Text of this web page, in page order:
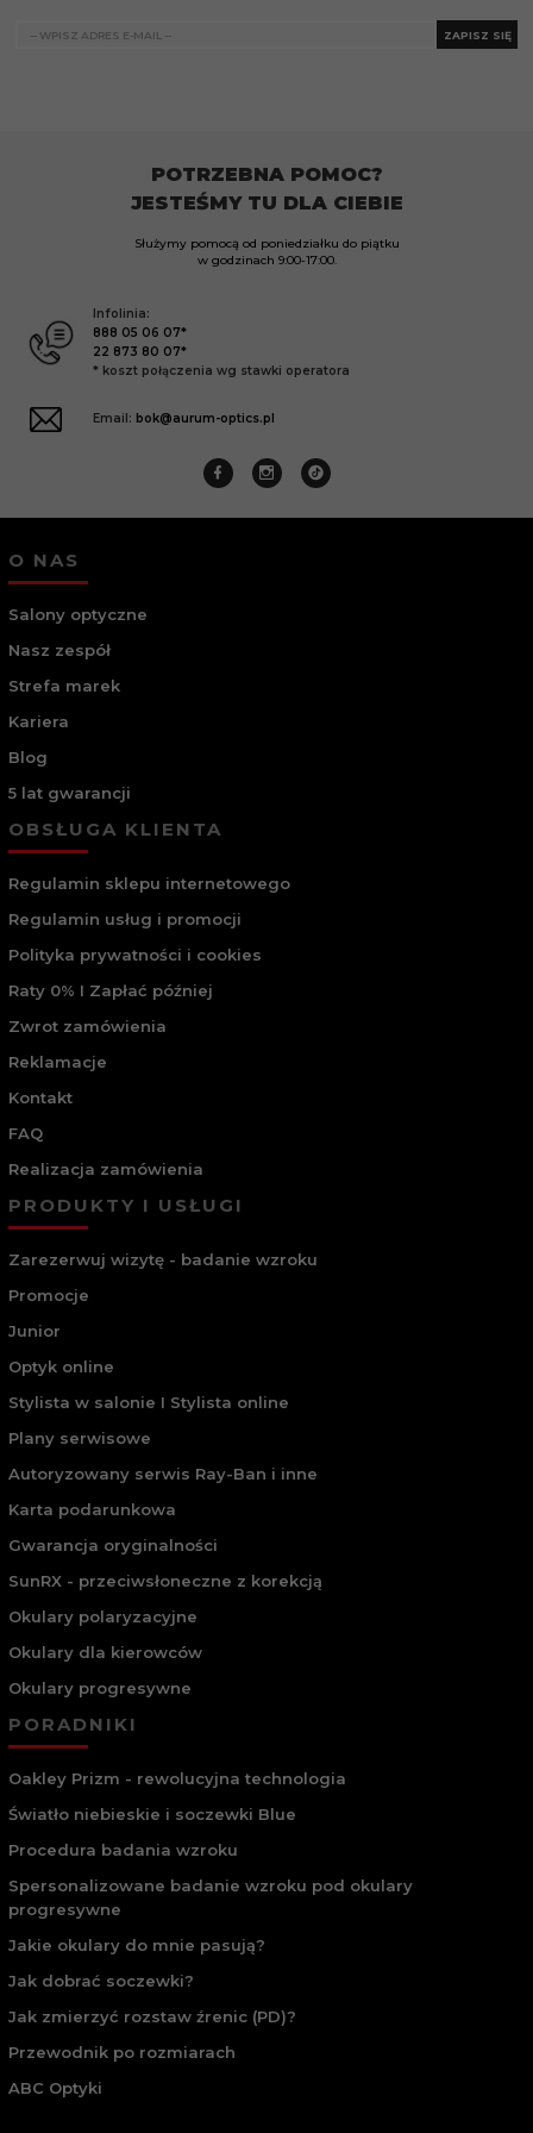
ZAPISZ SIĘ
POTRZEBNA POMOC?
JESTEŚMY TU DLA CIEBIE
Służymy pomocą od poniedziałku do piątku
w godzinach 9:00-17:00.
Infolinia:
888 05 06 07*
22 873 80 07*
* koszt połączenia wg stawki operatora
Email: bok@aurum-optics.pl
O NAS
Salony optyczne
Nasz zespół
Strefa marek
Kariera
Blog
5 lat gwarancji
OBSŁUGA KLIENTA
Regulamin sklepu internetowego
Regulamin usług i promocji
Polityka prywatności i cookies
Raty 0% I Zapłać później
Zwrot zamówienia
Reklamacje
Kontakt
FAQ
Realizacja zamówienia
PRODUKTY I USŁUGI
Zarezerwuj wizytę - badanie wzroku
Promocje
Junior
Optyk online
Stylista w salonie I Stylista online
Plany serwisowe
Autoryzowany serwis Ray-Ban i inne
Karta podarunkowa
Gwarancja oryginalności
SunRX - przeciwsłoneczne z korekcją
Okulary polaryzacyjne
Okulary dla kierowców
Okulary progresywne
PORADNIKI
Oakley Prizm - rewolucyjna technologia
Światło niebieskie i soczewki Blue
Procedura badania wzroku
Spersonalizowane badanie wzroku pod okulary
progresywne
Jakie okulary do mnie pasują?
Jak dobrać soczewki?
Jak zmierzyć rozstaw źrenic (PD)?
Przewodnik po rozmiarach
ABC Optyki